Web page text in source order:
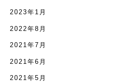
2023年1月
2022年8月
2021年7月
2021年6月
2021年5月